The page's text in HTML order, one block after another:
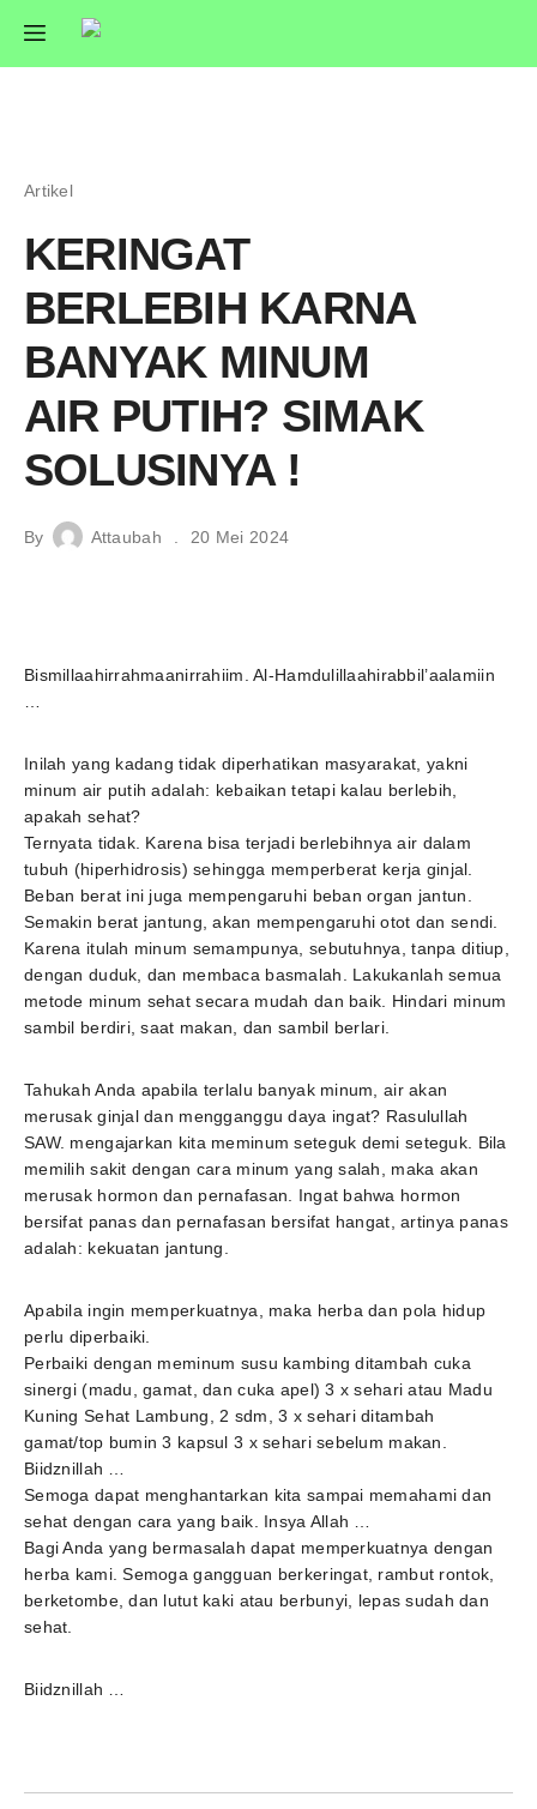
Artikel
KERINGAT
BERLEBIH KARNA
BANYAK MINUM
AIR PUTIH? SIMAK
SOLUSINYA !
By Attaubah 20 Mei 2024
Bismillaahirrahmaanirrahiim. Al-Hamdulillaahirabbil’aalamiin
Inilah yang kadang tidak diperhatikan masyarakat, yakni
minum air putih adalah: kebaikan tetapi kalau berlebih,
apakah sehat?
Ternyata tidak. Karena bisa terjadi berlebihnya air dalam
tubuh (hiperhidrosis) sehingga memperberat kerja ginjal.
Beban berat ini juga mempengaruhi beban organ jantun.
Semakin berat jantung, akan mempengaruhi otot dan sendi.
Karena itulah minum semampunya, sebutuhnya, tanpa ditiup,
dengan duduk, dan membaca basmalah. Lakukanlah semua
metode minum sehat secara mudah dan baik. Hindari minum
sambil berdiri, saat makan, dan sambil berlari.
Tahukah Anda apabila terlalu banyak minum, air akan
merusak ginjal dan mengganggu daya ingat? Rasulullah
SAW. mengajarkan kita meminum seteguk demi seteguk. Bila
memilih sakit dengan cara minum yang salah, maka akan
merusak hormon dan pernafasan. Ingat bahwa hormon
bersifat panas dan pernafasan bersifat hangat, artinya panas
adalah: kekuatan jantung.
Apabila ingin memperkuatnya, maka herba dan pola hidup
perlu diperbaiki.
Perbaiki dengan meminum susu kambing ditambah cuka
sinergi (madu, gamat, dan cuka apel) 3 x sehari atau Madu
Kuning Sehat Lambung, 2 sdm, 3 x sehari ditambah
gamat/top bumin 3 kapsul 3 x sehari sebelum makan.
Biidznillah …
Semoga dapat menghantarkan kita sampai memahami dan
sehat dengan cara yang baik. Insya Allah …
Bagi Anda yang bermasalah dapat memperkuatnya dengan
herba kami. Semoga gangguan berkeringat, rambut rontok,
berketombe, dan lutut kaki atau berbunyi, lepas sudah dan
sehat.
Biidznillah …